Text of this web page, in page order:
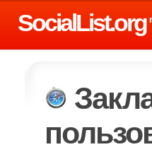
SocialList.org